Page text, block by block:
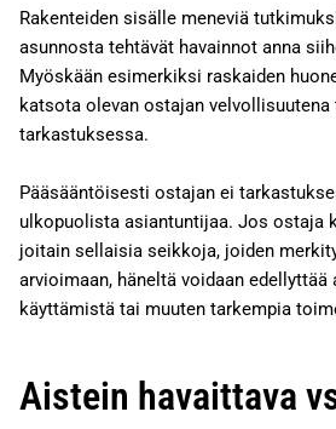
Rakenteiden sisälle meneviä
asunnosta tehtävät havainnot anna
Myöskään esimerkiksi raskaiden
katsota olevan ostajan
tarkastuksessa.
Pääsääntöisesti ostajan ei
ulkopuolista asiantuntijaa. Jos ostaja
joitain sellaisia seikkoja, joiden
arvioimaan, häneltä voidaan edellyttää
käyttämistä tai muuten tarkempia
Aistein havaittava